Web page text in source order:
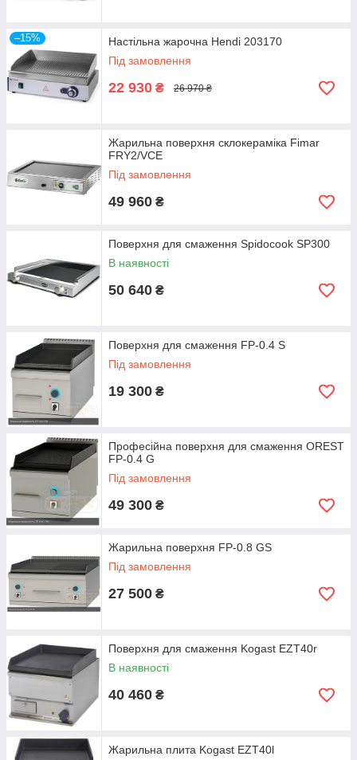
–15%
Настільна жарочна Hendi 203170
Під замовлення
22 930 ₴ 26 970 ₴
Жарильна поверхня склокераміка Fimar
FRY2/VCE
Під замовлення
49 960 ₴
Поверхня для смаження Spidocook SP300
В наявності
50 640 ₴
Поверхня для смаження FP-0.4 S
Під замовлення
19 300 ₴
Професійна поверхня для смаження OREST
FP-0.4 G
Під замовлення
49 300 ₴
Жарильна поверхня FP-0.8 GS
Під замовлення
27 500 ₴
Поверхня для смаження Kogast EZT40r
В наявності
40 460 ₴
Жарильна плита Kogast EZT40l